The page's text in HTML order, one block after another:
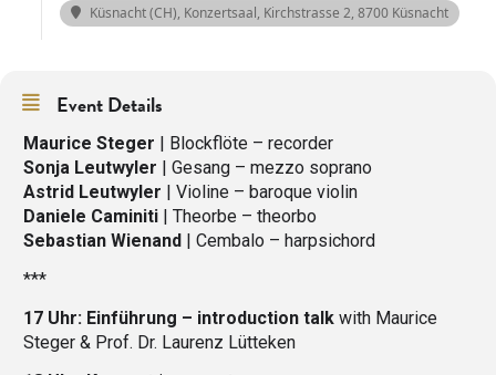
Küsnacht (CH), Konzertsaal, Kirchstrasse 2, 8700 Küsnacht
Event Details
Maurice Steger | Blockflöte – recorder
Sonja Leutwyler | Gesang – mezzo soprano
Astrid Leutwyler | Violine – baroque violin
Daniele Caminiti | Theorbe – theorbo
Sebastian Wienand | Cembalo – harpsichord
***
17 Uhr: Einführung – introduction talk with Maurice
Steger & Prof. Dr. Laurenz Lütteken